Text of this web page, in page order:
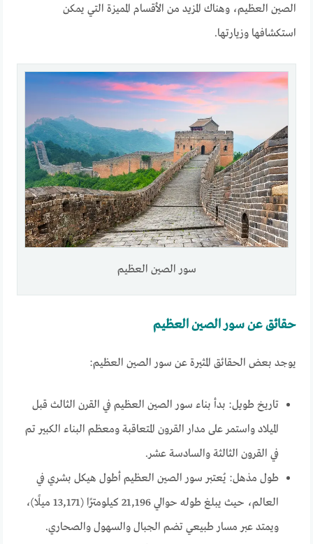
الصين العظيم، وهناك المزيد من الأقسام المميزة التي يمكن
استكشافها وزيارتها.
سور الصين العظيم
حقائق عن سور الصين العظيم
يوجد بعض الحقائق المثيرة عن سور الصين العظيم:
تاريخ طويل: بدأ بناء سور الصين العظيم في القرن الثالث قبل
الميلاد واستمر على مدار القرون المتعاقبة ومعظم البناء الكبير تم
في القرون الثالثة والسادسة عشر.
طول مذهل: يُعتبر سور الصين العظيم أطول هيكل بشري في
العالم، حيث يبلغ طوله حوالي 21,196 كيلومترًا (13,171 ميلًا)،
ويمتد عبر مسار طبيعي تضم الجبال والسهول والصحاري.